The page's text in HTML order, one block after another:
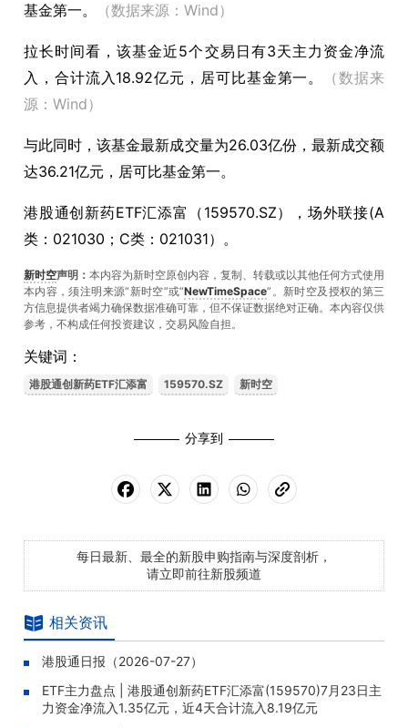
基金第一。
（数据来源：Wind）
拉长时间看，该基金近5个交易日有3天主力资金净流
入，合计流入18.92亿元，居可比基金第一。
（数据来
源：Wind）
与此同时，该基金最新成交量为26.03亿份，最新成交额
达36.21亿元，居可比基金第一。
港股通创新药ETF汇添富（159570.SZ），场外联接(A
类：021030；C类：021031）。
新时空声明： 本内容为新时空原创内容，复制、转载或以其他任何方式使用
本内容，须注明来源“新时空”或“NewTimeSpace”。新时空及授权的第三
方信息提供者竭力确保数据准确可靠，但不保证数据绝对正确。本內容仅供
参考，不构成任何投资建议，交易风险自担。
关键词：
港股通创新药ETF汇添富 159570.SZ 新时空
分享到
每日最新、最全的新股申购指南与深度剖析，
请立即前往新股频道
相关资讯
港股通日报（2026-07-27）
ETF主力盘点 | 港股通创新药ETF汇添富(159570)7月23日主
力资金净流入1.35亿元，近4天合计流入8.19亿元